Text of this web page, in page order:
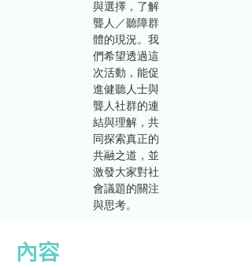
與選擇，了解
聾人／聽障群
體的現況。我
們希望透過這
次活動，能促
進健聽人士與
聾人社群的連
結與理解，共
同探索真正的
共融之道，並
激發大家對社
會議題的關注
與思考。
​內容